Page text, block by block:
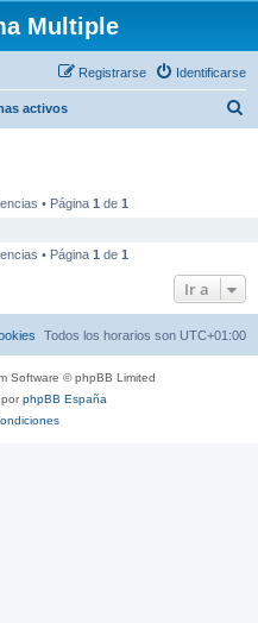
Multiple
Identificarse
Registrarse
activos
• Página 1 de 1
• Página 1 de 1
Ir a
Todos los horarios son UTC+01:00
Software © phpBB Limited
porphpBB España